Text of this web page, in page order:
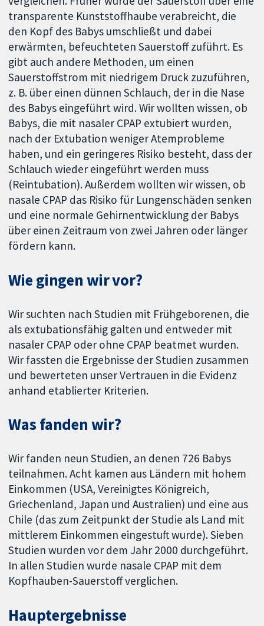
transparente Kunststoffhaube verabreicht, die
den Kopf des Babys umschließt und dabei
erwärmten, befeuchteten Sauerstoff zuführt. Es
gibt auch andere Methoden, um einen
Sauerstoffstrom mit niedrigem Druck zuzuführen,
z. B. über einen dünnen Schlauch, der in die Nase
des Babys eingeführt wird. Wir wollten wissen, ob
Babys, die mit nasaler CPAP extubiert wurden,
nach der Extubation weniger Atemprobleme
haben, und ein geringeres Risiko besteht, dass der
Schlauch wieder eingeführt werden muss
(Reintubation). Außerdem wollten wir wissen, ob
nasale CPAP das Risiko für Lungenschäden senken
und eine normale Gehirnentwicklung der Babys
über einen Zeitraum von zwei Jahren oder länger
fördern kann.
Wie gingen wir vor?
Wir suchten nach Studien mit Frühgeborenen, die
als extubationsfähig galten und entweder mit
nasaler CPAP oder ohne CPAP beatmet wurden.
Wir fassten die Ergebnisse der Studien zusammen
und bewerteten unser Vertrauen in die Evidenz
anhand etablierter Kriterien.
Was fanden wir?
Wir fanden neun Studien, an denen 726 Babys
teilnahmen. Acht kamen aus Ländern mit hohem
Einkommen (USA, Vereinigtes Königreich,
Griechenland, Japan und Australien) und eine aus
Chile (das zum Zeitpunkt der Studie als Land mit
mittlerem Einkommen eingestuft wurde). Sieben
Studien wurden vor dem Jahr 2000 durchgeführt.
In allen Studien wurde nasale CPAP mit dem
Kopfhauben-Sauerstoff verglichen.
Hauptergebnisse